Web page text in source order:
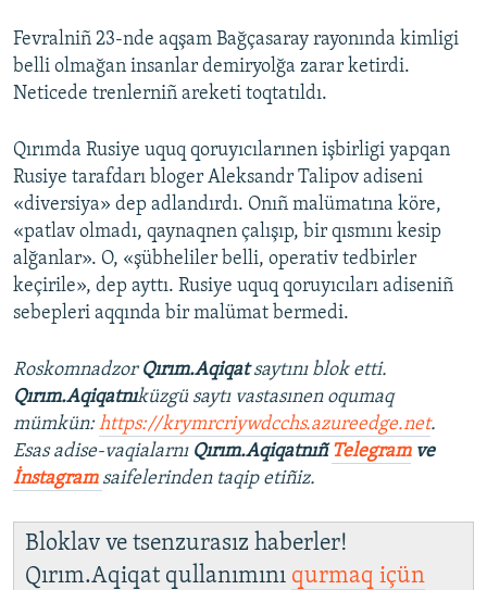
Fevralniñ 23-nde aqşam Bağçasaray rayonında kimligi
belli olmağan insanlar demiryolğa zarar ketirdi.
Neticede trenlerniñ areketi toqtatıldı.
Qırımda Rusiye uquq qoruyıcılarınen işbirligi yapqan
Rusiye tarafdarı bloger Aleksandr Talipov adiseni
«diversiya» dep adlandırdı. Onıñ malümatına köre,
«patlav olmadı, qaynaqnen çalışıp, bir qısmını kesip
alğanlar». O, «şübheliler belli, operativ tedbirler
keçirile», dep ayttı. Rusiye uquq qoruyıcıları adiseniñ
sebepleri aqqında bir malümat bermedi.
Roskomnadzor Qırım.Aqiqatsaytını blok etti.
Qırım.Aqiqatnıküzgü saytı vastasınen oqumaq
mümkün:https://krymrcriywdcchs.azureedge.net.
Esas adise-vaqialarnı Qırım.Aqiqatnıñ Telegramve
İnstagram saifelerinden taqip etiñiz.
Bloklav ve tsenzurasız haberler!
Qırım.Aqiqat qullanımını qurmaq içün